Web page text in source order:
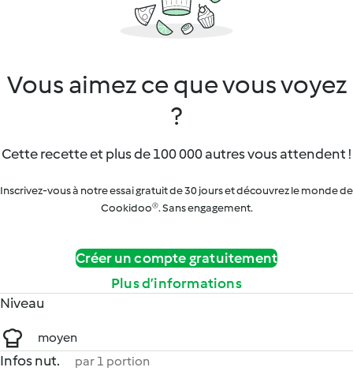
Vous aimez ce que vous voyez
?
Cette recette et plus de 100 000 autres vous attendent !
Inscrivez-vous à notre essai gratuit de 30 jours et découvrez le monde de
Cookidoo®. Sans engagement.
Créer un compte gratuitement
Plus d’informations
Niveau
moyen
Infos nut. par 1 portion